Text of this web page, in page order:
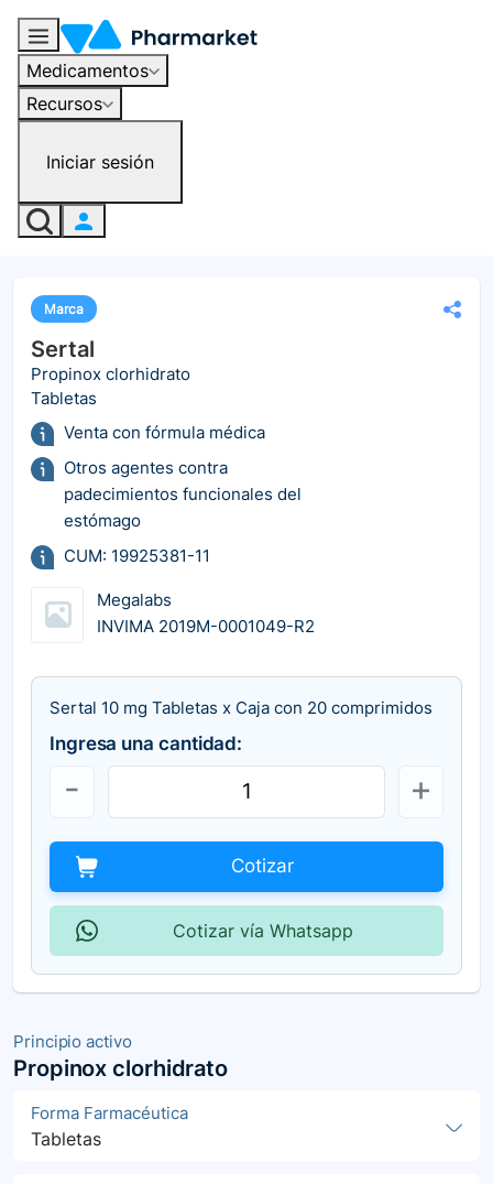
Medicamentos
Recursos
Iniciar sesión
Principio activo
Propinox clorhidrato
Forma Farmacéutica
Tabletas
Marca
Sertal
Propinox clorhidrato
Tabletas
Venta con fórmula médica
Otros agentes contra
padecimientos funcionales del
estómago
CUM: 19925381-11
Megalabs
INVIMA 2019M-0001049-R2
Sertal 10 mg Tabletas x Caja con 20 comprimidos
Ingresa una cantidad:
Cotizar
Cotizar vía Whatsapp